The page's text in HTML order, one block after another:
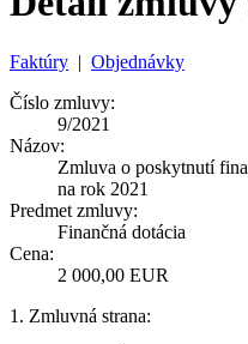
Faktúry | Objednávky
Číslo zmluvy:
9/2021
Názov:
Zmluva o poskytnutí
na rok 2021
Predmet zmluvy:
Finančná dotácia
Cena:
2 000,00 EUR
1. Zmluvná strana: